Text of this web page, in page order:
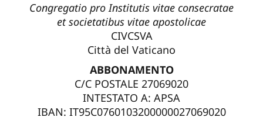
Congregatio pro Institutis vitae consecratae
et societatibus vitae apostolicae
CIVCSVA
Città del Vaticano
ABBONAMENTO
C/C POSTALE 27069020
INTESTATO A: APSA
IBAN: IT95C0760103200000027069020